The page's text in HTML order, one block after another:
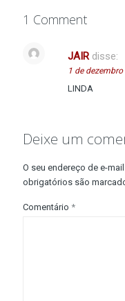
1 Comment
JAIR disse:
1 de
LINDA
Deixe um
O seu endereço de e-
obrigatórios são
Comentário *